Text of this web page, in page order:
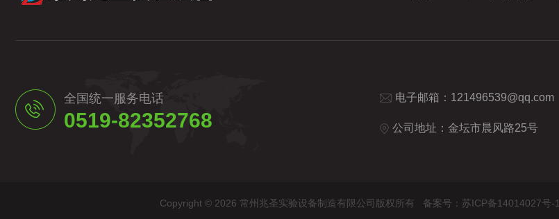
全国统一服务电话
0519-82352768
电子邮箱： 121496539@qq.com
公司地址：金坛市晨风路25号
Copyright © 2026 常州兆圣实验设备制造有限公司版权所有 备案号：苏ICP备14014027号-1